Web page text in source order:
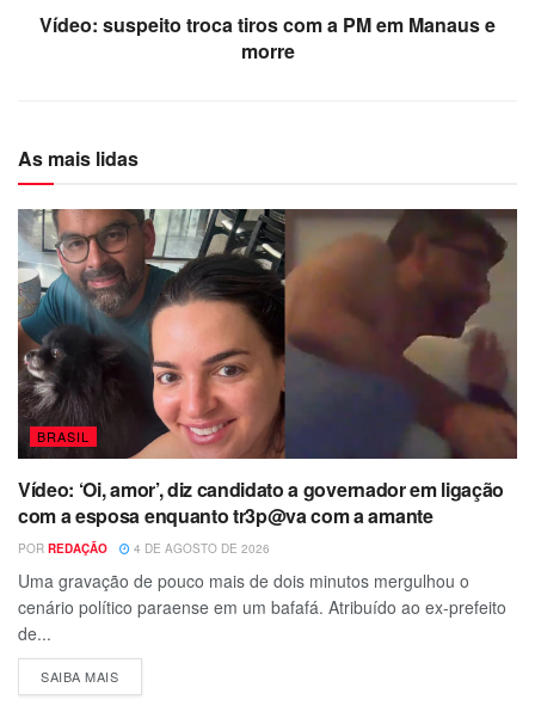
Vídeo: suspeito troca tiros com a PM em Manaus e
morre
As mais lidas
BRASIL
Vídeo: ‘Oi, amor’, diz candidato a governador em ligação
com a esposa enquanto tr3p@va com a amante
POR REDAÇÃO 4 DE AGOSTO DE 2026
Uma gravação de pouco mais de dois minutos mergulhou o
cenário político paraense em um bafafá. Atribuído ao ex-prefeito
de...
SAIBA MAIS